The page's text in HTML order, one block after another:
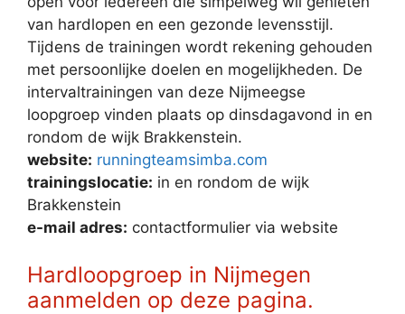
van hardlopen en een gezonde levensstijl.
Tijdens de trainingen wordt rekening gehouden
met persoonlijke doelen en mogelijkheden. De
intervaltrainingen van deze Nijmeegse
loopgroep vinden plaats op dinsdagavond in en
rondom de wijk Brakkenstein.
website: runningteamsimba.com
trainingslocatie: in en rondom de wijk
Brakkenstein
e-mail adres: contactformulier via website
Hardloopgroep in Nijmegen
aanmelden op deze pagina.